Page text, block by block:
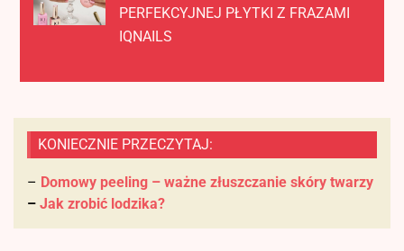
PERFEKCYJNEJ PŁYTKI Z FRAZAMI
IQNAILS
KONIECZNIE PRZECZYTAJ:
– Domowy peeling – ważne złuszczanie skóry twarzy
– Jak zrobić lodzika?